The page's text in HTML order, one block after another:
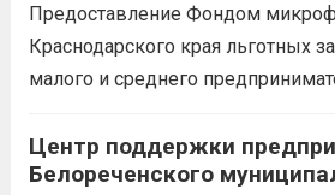
каникулы;
дальше
Предоставление Фондом
Краснодарского края льготных
малого и среднего
5 млн. рублей Срок от 7 мес. до
ставка 0,1- 8,15 % годовых
Центр поддержки
Белореченского